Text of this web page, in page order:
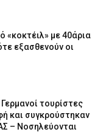
«κοκτέιλ» με 40άρια
εξασθενούν οι
τουρίστες
και συγκρούστηκαν
– Νοσηλεύονται